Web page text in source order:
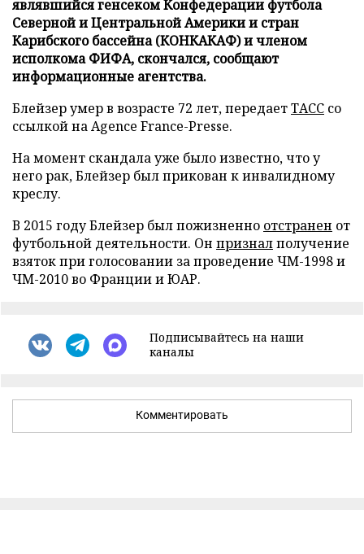
являвшийся генсеком Конфедерации футбола
Северной и Центральной Америки и стран
Карибского бассейна (КОНКАКАФ) и членом
исполкома ФИФА, скончался, сообщают
информационные агентства.
Блейзер умер в возрасте 72 лет, передаетТАСС со
ссылкой на Agence France-Presse.
На момент скандала уже было известно, что у
него рак, Блейзер был прикован к инвалидному
креслу.
В 2015 году Блейзер был пожизненно отстранен от
футбольной деятельности. Он призналполучение
взяток при голосовании за проведение ЧМ-1998 и
ЧМ-2010 во Франции и ЮАР.
Подписывайтесь на наши
каналы
Комментировать